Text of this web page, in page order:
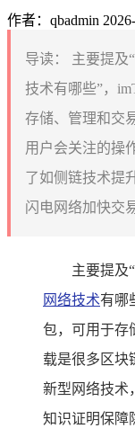
作者：qbadmin
导读：
主要提及
技术有哪些”，
存储、管理和交
用户会关注的操
了如侧链技术提
闪电网络加快交
主要提及
网络技术有哪
包，可用于存
载是很多区块
新型网络技术
知识证明保障